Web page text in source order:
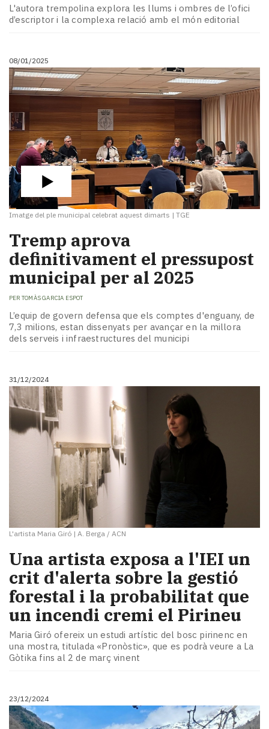
L'autora trempolina explora les llums i ombres de l’ofici
d’escriptor i la complexa relació amb el món editorial
08/01/2025
Imatge del ple municipal celebrat aquest dimarts | TGE
Tremp aprova
definitivament el pressupost
municipal per al 2025
PER TOMÀS GARCIA ESPOT
L’equip de govern defensa que els comptes d'enguany, de
7,3 milions, estan dissenyats per avançar en la millora
dels serveis i infraestructures del municipi
31/12/2024
L'artista Maria Giró | A. Berga / ACN
Una artista exposa a l'IEI un
crit d'alerta sobre la gestió
forestal i la probabilitat que
un incendi cremi el Pirineu
Maria Giró ofereix un estudi artístic del bosc pirinenc en
una mostra, titulada «Pronòstic», que es podrà veure a La
Gòtika fins al 2 de març vinent
23/12/2024